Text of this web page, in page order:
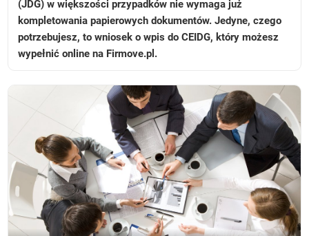
(JDG) w większości przypadków nie wymaga już
kompletowania papierowych dokumentów. Jedyne, czego
potrzebujesz, to wniosek o wpis do CEIDG, który możesz
wypełnić online na Firmove.pl.